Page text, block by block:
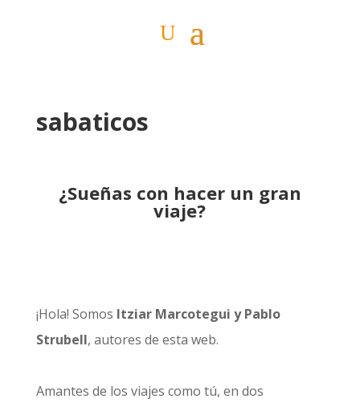
sabaticos
¿Sueñas con hacer un gran
viaje?
¡Hola! Somos Itziar Marcotegui y Pablo
Strubell, autores de esta web.
Amantes de los viajes como tú, en dos